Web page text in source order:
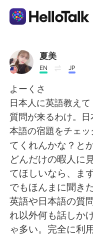
語言交換應用
AI Grammar
繁體中文
English
Español
Français
日本語
夏美
EN JP
よーくさ
日本人に英語教え
質問が来るわけ。
本語の宿題をチェッ
てくれんかな？と
どんだけの暇人に
てほしいなら、ま
でもほんまに聞き
英語や日本語の質
れ以外何も話しか
ゃ多い。完全に利